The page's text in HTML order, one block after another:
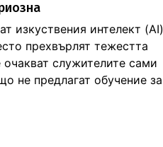
изкуствения интелект (AI)
прехвърлят тежестта
служителите сами
не предлагат обучение за